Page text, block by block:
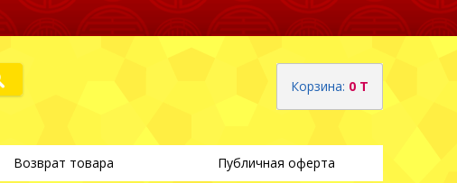
Корзина: 0 T
Возврат товара Публичная оферта